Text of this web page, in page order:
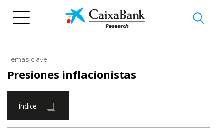
Temas clave
Presiones inflacionistas
Índice